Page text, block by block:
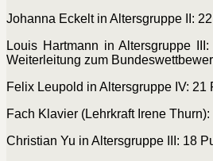
Johanna Eckelt in Altersgruppe II:
Louis Hartmann in Altersgruppe
Weiterleitung zum
Felix Leupold in Altersgruppe IV: 21
Fach Klavier (Lehrkraft Irene Thurn):
Christian Yu in Altersgruppe III: 18